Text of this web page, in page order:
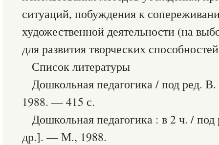
ситуаций, побуждения к
художественной деятельности (на
для развития творческих
Список литературы
Дошкольная педагогика / под
1988. — 415 с.
Дошкольная педагогика : в 2 ч. /
др.]. — М., 1988.